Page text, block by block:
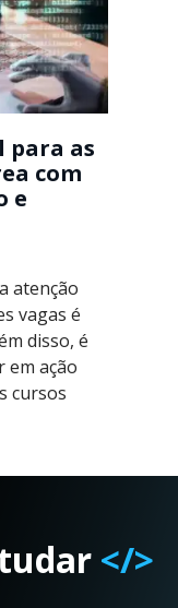
para as
com
e
atenção
vagas é
disso, é
em ação
cursos
</>